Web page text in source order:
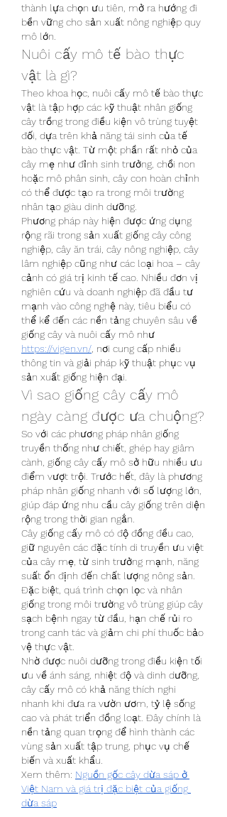
thành lựa chọn ưu tiên, mở ra hướng đi
bền vững cho sản xuất nông nghiệp quy
mô lớn.
Nuôi cấy mô tế bào thực
vật là gì?
Theo khoa học, nuôi cấy mô tế bào thực
vật là tập hợp các kỹ thuật nhân giống
cây trồng trong điều kiện vô trùng tuyệt
đối, dựa trên khả năng tái sinh của tế
bào thực vật. Từ một phần rất nhỏ của
cây mẹ như đỉnh sinh trưởng, chồi non
hoặc mô phân sinh, cây con hoàn chỉnh
có thể được tạo ra trong môi trường
nhân tạo giàu dinh dưỡng.
Phương pháp này hiện được ứng dụng
rộng rãi trong sản xuất giống cây công
nghiệp, cây ăn trái, cây nông nghiệp, cây
lâm nghiệp cũng như các loại hoa – cây
cảnh có giá trị kinh tế cao. Nhiều đơn vị
nghiên cứu và doanh nghiệp đã đầu tư
mạnh vào công nghệ này, tiêu biểu có
thể kể đến các nền tảng chuyên sâu về
https://vigen.vn/ , nơi cung cấp nhiều
thông tin và giải pháp kỹ thuật phục vụ
sản xuất giống hiện đại.
Vì sao giống cây cấy mô
ngày càng được ưa chuộng?
So với các phương pháp nhân giống
truyền thống như chiết, ghép hay giâm
cành, giống cây cấy mô sở hữu nhiều ưu
điểm vượt trội. Trước hết, đây là phương
pháp nhân giống nhanh với số lượng lớn,
giúp đáp ứng nhu cầu cây giống trên diện
rộng trong thời gian ngắn.
Cây giống cấy mô có độ đồng đều cao,
giữ nguyên các đặc tính di truyền ưu việt
của cây mẹ, từ sinh trưởng mạnh, năng
suất ổn định đến chất lượng nông sản.
Đặc biệt, quá trình chọn lọc và nhân
giống trong môi trường vô trùng giúp cây
sạch bệnh ngay từ đầu, hạn chế rủi ro
trong canh tác và giảm chi phí thuốc bảo
vệ thực vật.
Nhờ được nuôi dưỡng trong điều kiện tối
ưu về ánh sáng, nhiệt độ và dinh dưỡng,
cây cấy mô có khả năng thích nghi
nhanh khi đưa ra vườn ươm, tỷ lệ sống
cao và phát triển đồng loạt. Đây chính là
nền tảng quan trọng để hình thành các
vùng sản xuất tập trung, phục vụ chế
biến và xuất khẩu.
Xem thêm: Nguồn gốc cây dừa sáp ở
Việt Nam và giá trị đặc biệt của giống
dừa sáp